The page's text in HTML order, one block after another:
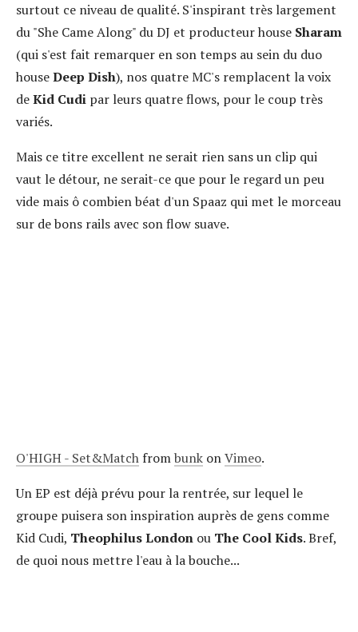
surtout ce niveau de qualité. S'inspirant très largement
du "She Came Along" du DJ et producteur house Sharam
(qui s'est fait remarquer en son temps au sein du duo
houseDeep Dish), nos quatre MC's remplacent la voix
deKid Cudi par leurs quatre flows, pour le coup très
variés.
Mais ce titre excellent ne serait rien sans un clip qui
vaut le détour, ne serait-ce que pour le regard un peu
vide mais ô combien béat d'un Spaaz qui met le morceau
sur de bons rails avec son flow suave.
O'HIGH - Set&Match frombunk onVimeo.
Un EP est déjà prévu pour la rentrée, sur lequel le
groupe puisera son inspiration auprès de gens comme
Kid Cudi, Theophilus London ou The Cool Kids. Bref,
de quoi nous mettre l'eau à la bouche...